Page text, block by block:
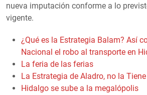
nueva imputación conforme a lo
vigente.
¿Qué es la Estrategia Balam? Así
Nacional el robo al transporte en
La feria de las ferias
La Estrategia de Aladro, no la
Hidalgo se sube a la megalópolis